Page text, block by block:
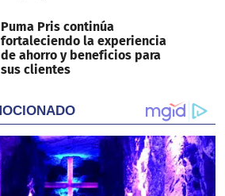
Puma Pris continúa
fortaleciendo la experiencia
de ahorro y beneficios para
sus clientes